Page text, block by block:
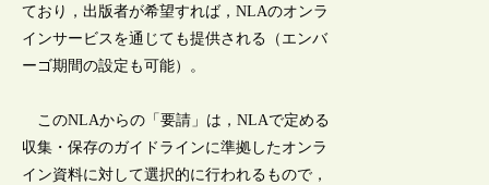
ており，出版者が希望すれば，NLAのオンラ
インサービスを通じても提供される（エンバ
ーゴ期間の設定も可能）。
このNLAからの「要請」は，NLAで定める
収集・保存のガイドラインに準拠したオンラ
イン資料に対して選択的に行われるもので，